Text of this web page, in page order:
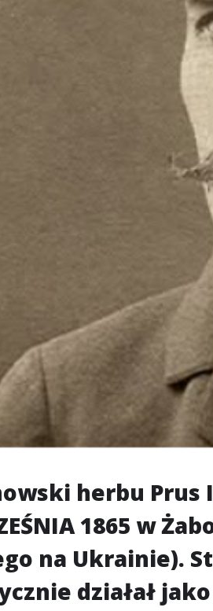
herbu Prus
1865 w
na Ukrainie).
działał